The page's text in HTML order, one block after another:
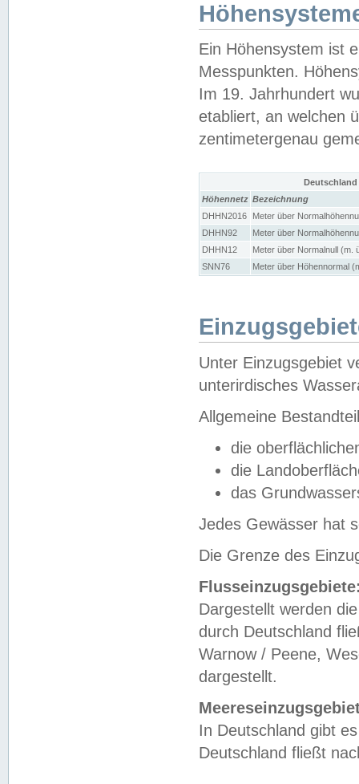
Ein Höhensystem ist
Messpunkten.
Im 19. Jahrhundert
etabliert, an welchen
zentimetergenau
Höhennetz Bezeichnung
DHHN2016
Meter über
DHHN92
Meter über
DHHN12
Meter über Normalnull (m.
SNN76
Meter über Höhennormal
Unter Einzugsgebiet
unterirdisches
Allgemeine
die
die
das
Jedes Gewässer hat
Die Grenze des
Dargestellt werden
durch Deutschland
Warnow / Peene,
dargestellt.
In Deutschland gibt
Deutschland fließt